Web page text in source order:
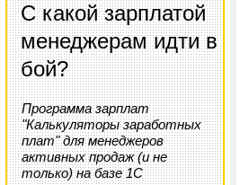
С какой зарплатой
менеджерам идти в
бой?
Программа зарплат
"Калькуляторы заработных
плат" для менеджеров
активных продаж (и не
только) на базе 1С